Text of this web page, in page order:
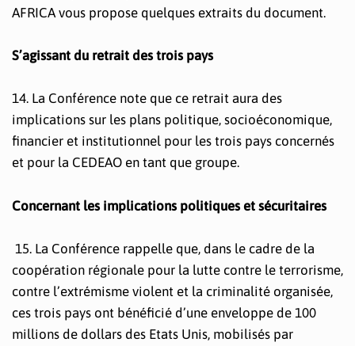
AFRICA vous propose quelques extraits du document.
S’agissant du retrait des trois pays
14. La Conférence note que ce retrait aura des
implications sur les plans politique, socioéconomique,
financier et institutionnel pour les trois pays concernés
et pour la CEDEAO en tant que groupe.
Concernant les implications politiques et sécuritaires
15. La Conférence rappelle que, dans le cadre de la
coopération régionale pour la lutte contre le terrorisme,
contre l’extrémisme violent et la criminalité organisée,
ces trois pays ont bénéficié d’une enveloppe de 100
millions de dollars des Etats Unis, mobilisés par